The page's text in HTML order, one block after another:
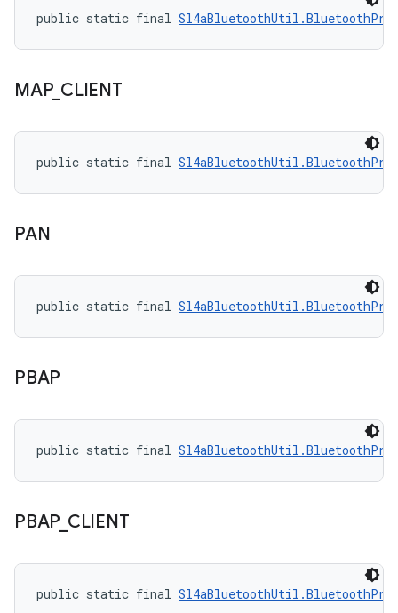
public static final
MAP_ CLIENT
public static final
PAN
public static final
PBAP
public static final
PBAP_ CLIENT
public static final